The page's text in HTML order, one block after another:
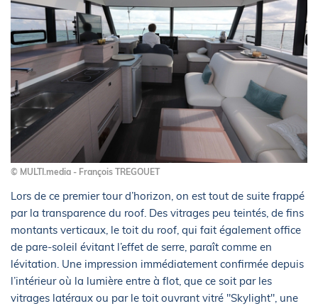
© MULTI.media - François TREGOUET
Lors de ce premier tour d’horizon, on est tout de suite frappé
par la transparence du roof. Des vitrages peu teintés, de fins
montants verticaux, le toit du roof, qui fait également office
de pare-soleil évitant l’effet de serre, paraît comme en
lévitation. Une impression immédiatement confirmée depuis
l’intérieur où la lumière entre à flot, que ce soit par les
vitrages latéraux ou par le toit ouvrant vitré "Skylight", une